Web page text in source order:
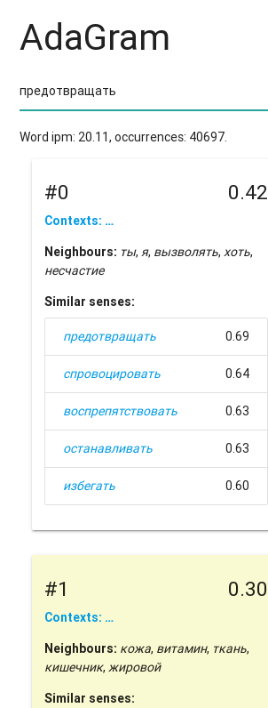
AdaGram
Word ipm: 20.11, occurrences: 40697.
#0 0.42
Contexts: …
Neighbours: ты,я, вызволять,хоть,
несчастие
Similar senses:
предотвращать 0.69
спровоцировать 0.64
воспрепятствовать 0.63
останавливать 0.63
избегать 0.60
#1 0.30
Contexts: …
Neighbours: кожа, витамин, ткань,
кишечник,жировой
Similar senses: